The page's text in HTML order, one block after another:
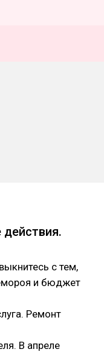
с тем,
и бюджет
Ремонт
В апреле